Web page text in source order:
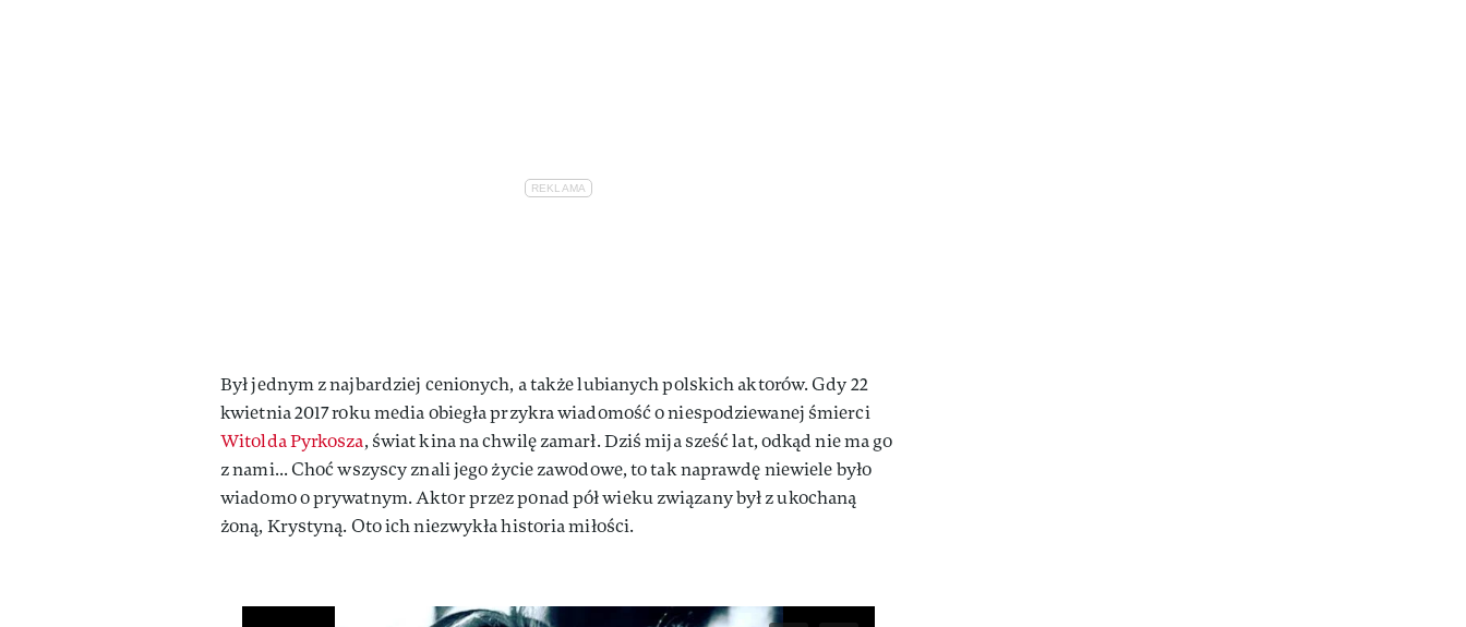
Był jednym z najbardziej cenionych, a także lubianych polskich aktorów. Gdy 22
kwietnia 2017 roku media obiegła przykra wiadomość o niespodziewanej śmierci
Witolda Pyrkosza, świat kina na chwilę zamarł. Dziś mija sześć lat, odkąd nie ma go
z nami... Choć wszyscy znali jego życie zawodowe, to tak naprawdę niewiele było
wiadomo o prywatnym. Aktor przez ponad pół wieku związany był z ukochaną
żoną, Krystyną. Oto ich niezwykła historia miłości.